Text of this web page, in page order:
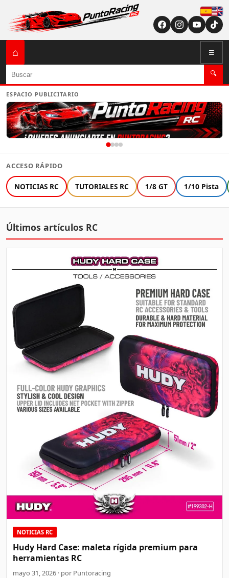
English (US /
⌂ ☰
Buscar 🔍
ESPACIO PUBLICITARIO
ACCESO RÁPIDO
NOTICIAS RC TUTORIALES RC 1/8 GT 1/10 Pista
Últimos artículos RC
NOTICIAS RC
Hudy Hard Case: maleta rígida premium para
herramientas RC
mayo 31, 2026 · por Puntoracing